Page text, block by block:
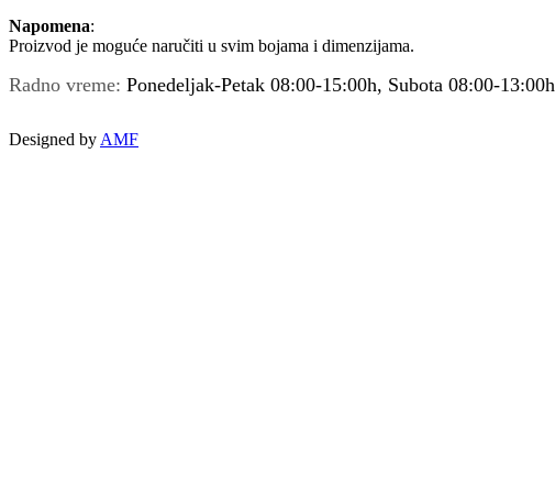
Napomena:
Proizvod je moguće naručiti u svim bojama i dimenzijama.
Radno vreme: Ponedeljak-Petak 08:00-15:00h, Subota 08:00-13:00h
Designed by AMF